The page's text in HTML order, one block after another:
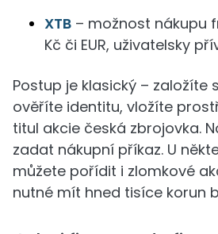
XTB – možnost nákupu
Kč či EUR, uživatelsky
Postup je klasický – založíte
ověříte identitu, vložíte
titul akcie česká zbrojovka.
zadat nákupní příkaz. U
můžete pořídit i zlomkové
nutné mít hned tisíce korun